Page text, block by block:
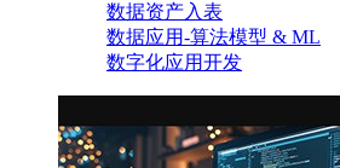
数据资产入表
数据应用-算法模型 & ML
数字化应用开发